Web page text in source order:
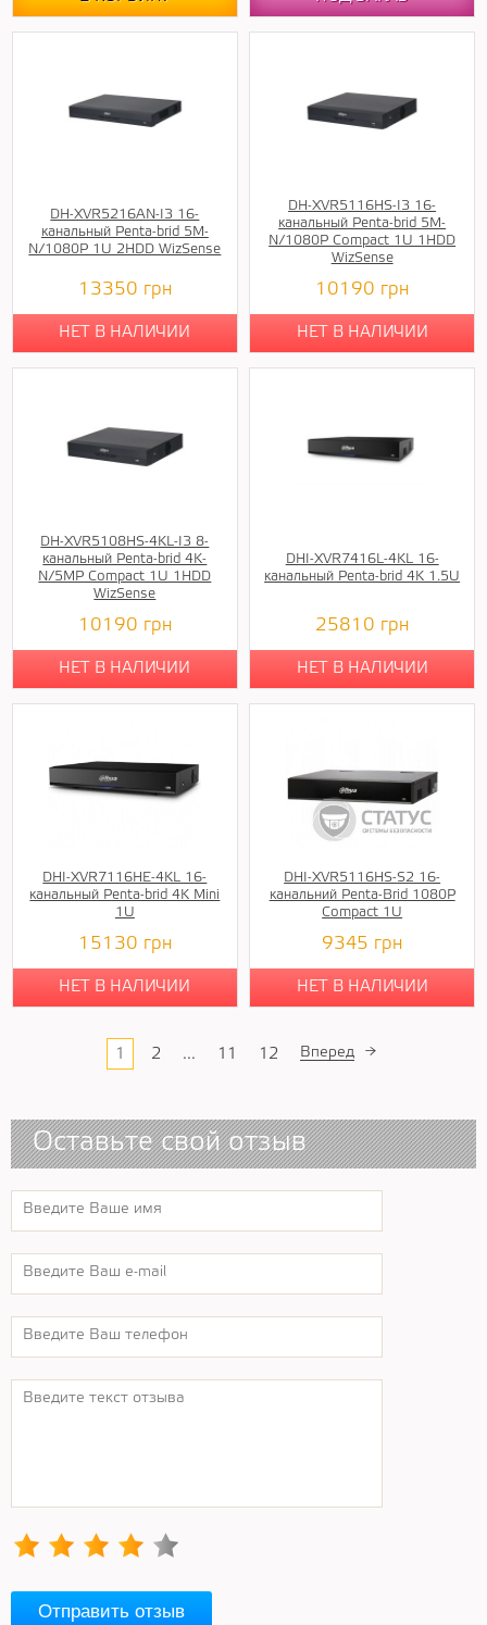
DH-XVR5216AN-I3 16-
канальный Penta-brid 5M-
N/1080P 1U 2HDD WizSense
13350 грн
НЕТ В НАЛИЧИИ
DH-XVR5116HS-I3 16-
канальный Penta-brid 5M-
N/1080P Compact 1U 1HDD
WizSense
10190 грн
НЕТ В НАЛИЧИИ
DH-XVR5108HS-4KL-I3 8-
канальный Penta-brid 4K-
N/5MP Compact 1U 1HDD
WizSense
10190 грн
НЕТ В НАЛИЧИИ
DHI-XVR7416L-4KL 16-
канальный Penta-brid 4K 1.5U
25810 грн
НЕТ В НАЛИЧИИ
DHI-XVR7116HE-4KL 16-
канальный Penta-brid 4K Mini
1U
15130 грн
НЕТ В НАЛИЧИИ
DHI-XVR5116HS-S2 16-
канальний Penta-Brid 1080P
Compact 1U
9345 грн
НЕТ В НАЛИЧИИ
1 2 ... 11 12 Вперед →
Оставьте свой отзыв
Отправить отзыв